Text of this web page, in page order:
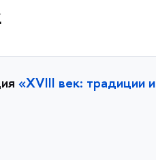
«XVIII век: традиции и